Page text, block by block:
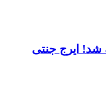
شد! ایرج جنتی